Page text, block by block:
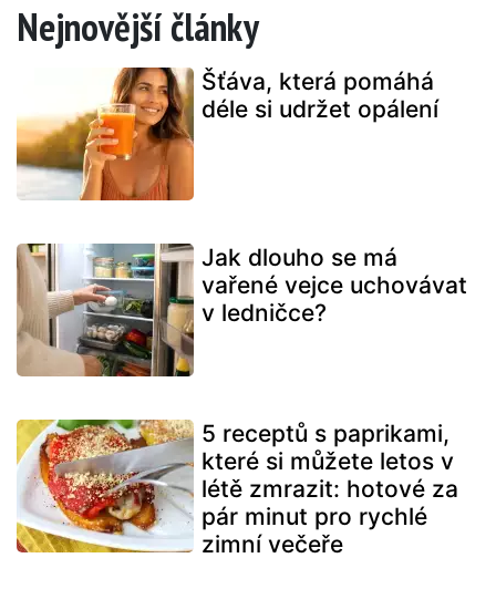
Nejnovější články
Šťáva, která pomáhá
déle si udržet opálení
Jak dlouho se má
vařené vejce uchovávat
v ledničce?
5 receptů s paprikami,
které si můžete letos v
létě zmrazit: hotové za
pár minut pro rychlé
zimní večeře